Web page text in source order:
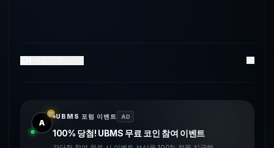
A
UBMS 포럼 이벤트 AD
100% 당첨! UBMS 무료 코인 참여 이벤트